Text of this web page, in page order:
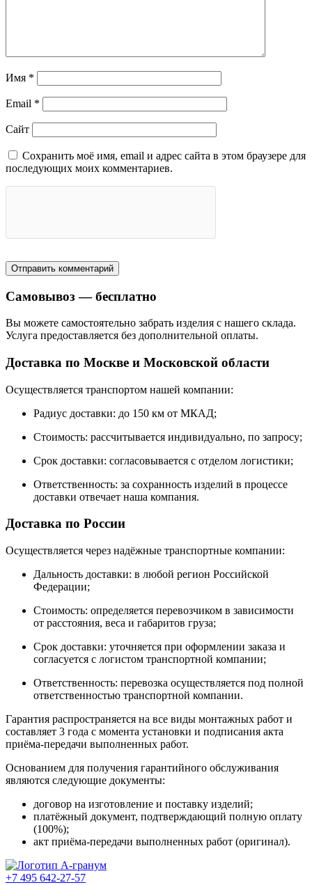
Имя *
Email *
Сайт
Сохранить моё имя, email и адрес сайта в этом браузере для
последующих моих комментариев.
Самовывоз — бесплатно
Вы можете самостоятельно забрать изделия с нашего склада.
Услуга предоставляется без дополнительной оплаты.
Доставка по Москве и Московской области
Осуществляется транспортом нашей компании:
Радиус доставки: до 150 км от МКАД;
Стоимость: рассчитывается индивидуально, по запросу;
Срок доставки: согласовывается с отделом логистики;
Ответственность: за сохранность изделий в процессе
доставки отвечает наша компания.
Доставка по России
Осуществляется через надёжные транспортные компании:
Дальность доставки: в любой регион Российской
Федерации;
Стоимость: определяется перевозчиком в зависимости
от расстояния, веса и габаритов груза;
Срок доставки: уточняется при оформлении заказа и
согласуется с логистом транспортной компании;
Ответственность: перевозка осуществляется под полной
ответственностью транспортной компании.
Гарантия распространяется на все виды монтажных работ и
составляет 3 года с момента установки и подписания акта
приёма-передачи выполненных работ.
Основанием для получения гарантийного обслуживания
являются следующие документы:
договор на изготовление и поставку изделий;
платёжный документ, подтверждающий полную оплату
(100%);
акт приёма-передачи выполненных работ (оригинал).
+7 495 642-27-57